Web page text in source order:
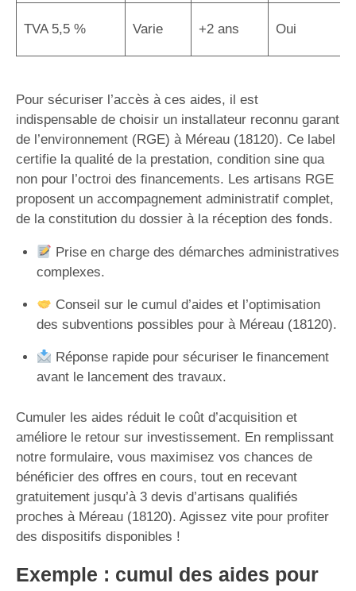
TVA 5,5 % Varie +2 ans Oui
Pour sécuriser l’accès à ces aides, il est
indispensable de choisir un installateur reconnu garant
de l’environnement (RGE) à Méreau (18120). Ce label
certifie la qualité de la prestation, condition sine qua
non pour l’octroi des financements. Les artisans RGE
proposent un accompagnement administratif complet,
de la constitution du dossier à la réception des fonds.
Prise en charge des démarches administratives
complexes.
Conseil sur le cumul d’aides et l’optimisation
des subventions possibles pour à Méreau (18120).
Réponse rapide pour sécuriser le financement
avant le lancement des travaux.
Cumuler les aides réduit le coût d’acquisition et
améliore le retour sur investissement. En remplissant
notre formulaire, vous maximisez vos chances de
bénéficier des offres en cours, tout en recevant
gratuitement jusqu’à 3 devis d’artisans qualifiés
proches à Méreau (18120). Agissez vite pour profiter
des dispositifs disponibles !
Exemple : cumul des aides pour